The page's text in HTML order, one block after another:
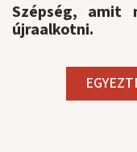
Szépség, amit
újraalkotni.